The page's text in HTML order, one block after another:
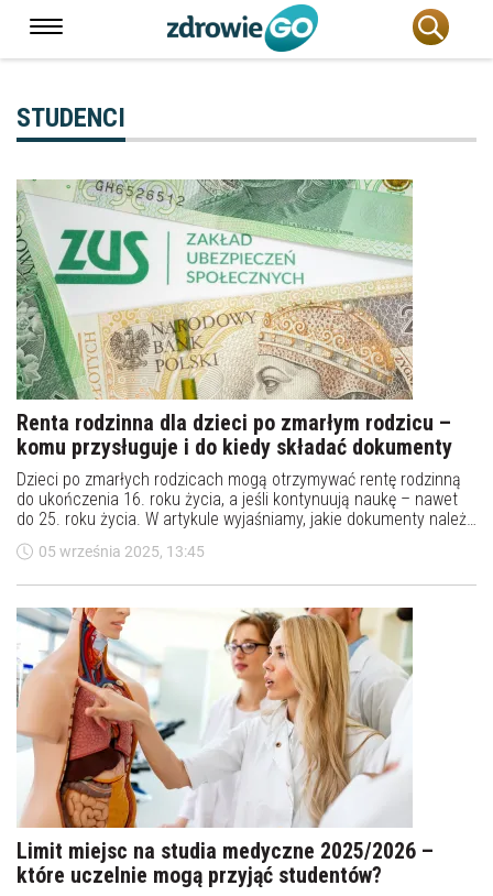
STUDENCI
Renta rodzinna dla dzieci po zmarłym rodzicu –
komu przysługuje i do kiedy składać dokumenty
Dzieci po zmarłych rodzicach mogą otrzymywać rentę rodzinną
do ukończenia 16. roku życia, a jeśli kontynuują naukę – nawet
do 25. roku życia. W artykule wyjaśniamy, jakie dokumenty należy
złożyć, kiedy je dostarczyć i jakie obowiązki mają uczniowie oraz
studenci, aby nie stracić świadczenia.
05 września 2025, 13:45
Limit miejsc na studia medyczne 2025/2026 –
które uczelnie mogą przyjąć studentów?